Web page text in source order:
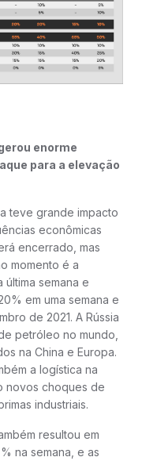
enorme
para a elevação
teve grande impacto
econômicas
encerrado, mas
momento é a
semana e
em uma semana e
de 2021. A Rússia
petróleo no mundo,
na China e Europa.
a logística na
novos choques de
industriais.
resultou em
na semana, e as